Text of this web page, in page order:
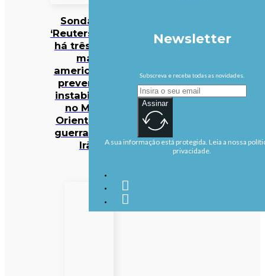
Sondagem
‘Reuters/Ipsos’:
há três vezes
mais
americanos a
prever mais
instabilidade
no Médio
Oriente após
guerra com o
Irão
Newsletter
Subscreva e receba todas as novidades.
Assinar
A sua informação está protegida. Leia a nossa
privacidade.